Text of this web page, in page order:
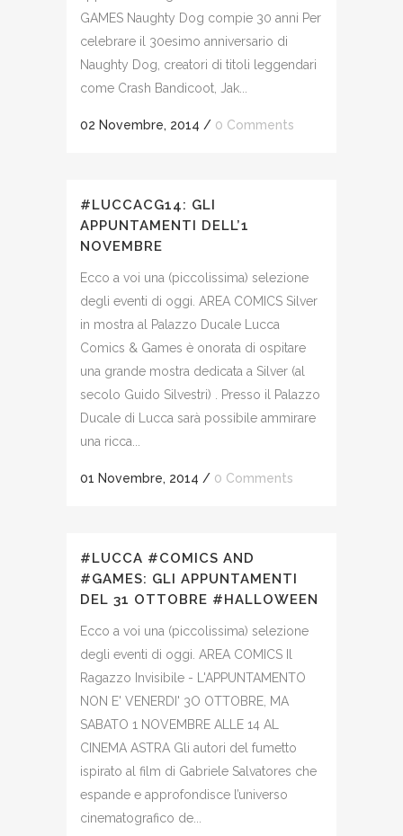
GAMES Naughty Dog compie 30 anni Per
celebrare il 30esimo anniversario di
Naughty Dog, creatori di titoli leggendari
come Crash Bandicoot, Jak...
02 Novembre, 2014 / 0 Comments
#LUCCACG14: GLI
APPUNTAMENTI DELL’1
NOVEMBRE
Ecco a voi una (piccolissima) selezione
degli eventi di oggi. AREA COMICS Silver
in mostra al Palazzo Ducale Lucca
Comics & Games è onorata di ospitare
una grande mostra dedicata a Silver (al
secolo Guido Silvestri) . Presso il Palazzo
Ducale di Lucca sarà possibile ammirare
una ricca...
01 Novembre, 2014 / 0 Comments
#LUCCA #COMICS AND
#GAMES: GLI APPUNTAMENTI
DEL 31 OTTOBRE #HALLOWEEN
Ecco a voi una (piccolissima) selezione
degli eventi di oggi. AREA COMICS Il
Ragazzo Invisibile - L'APPUNTAMENTO
NON E' VENERDI' 3O OTTOBRE, MA
SABATO 1 NOVEMBRE ALLE 14 AL
CINEMA ASTRA Gli autori del fumetto
ispirato al film di Gabriele Salvatores che
espande e approfondisce l’universo
cinematografico de...